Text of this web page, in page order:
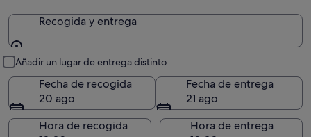
Recogida y entrega
Añadir un lugar de entrega distinto
Fecha de recogida
20 ago
Fecha de entrega
21 ago
Hora de recogida
Hora de entrega